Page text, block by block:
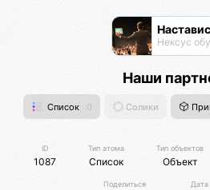
Наставис
Нексус
Наши
Список 0 Солики
ID
1087
Тип атома
Список
Тип объектов
Объект
Поделиться Дата